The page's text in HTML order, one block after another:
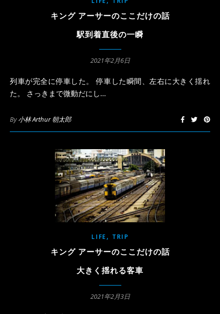
キング アーサーのここだけの話
駅到着直後の一瞬
2021年2月6日
列車が完全に停車した。 停車した瞬間、左右に大きく揺れ
た。 さっきまで微動だにし…
By小林 Arthur 朝太郎
LIFE , TRIP
キング アーサーのここだけの話
大きく揺れる客車
2021年2月3日